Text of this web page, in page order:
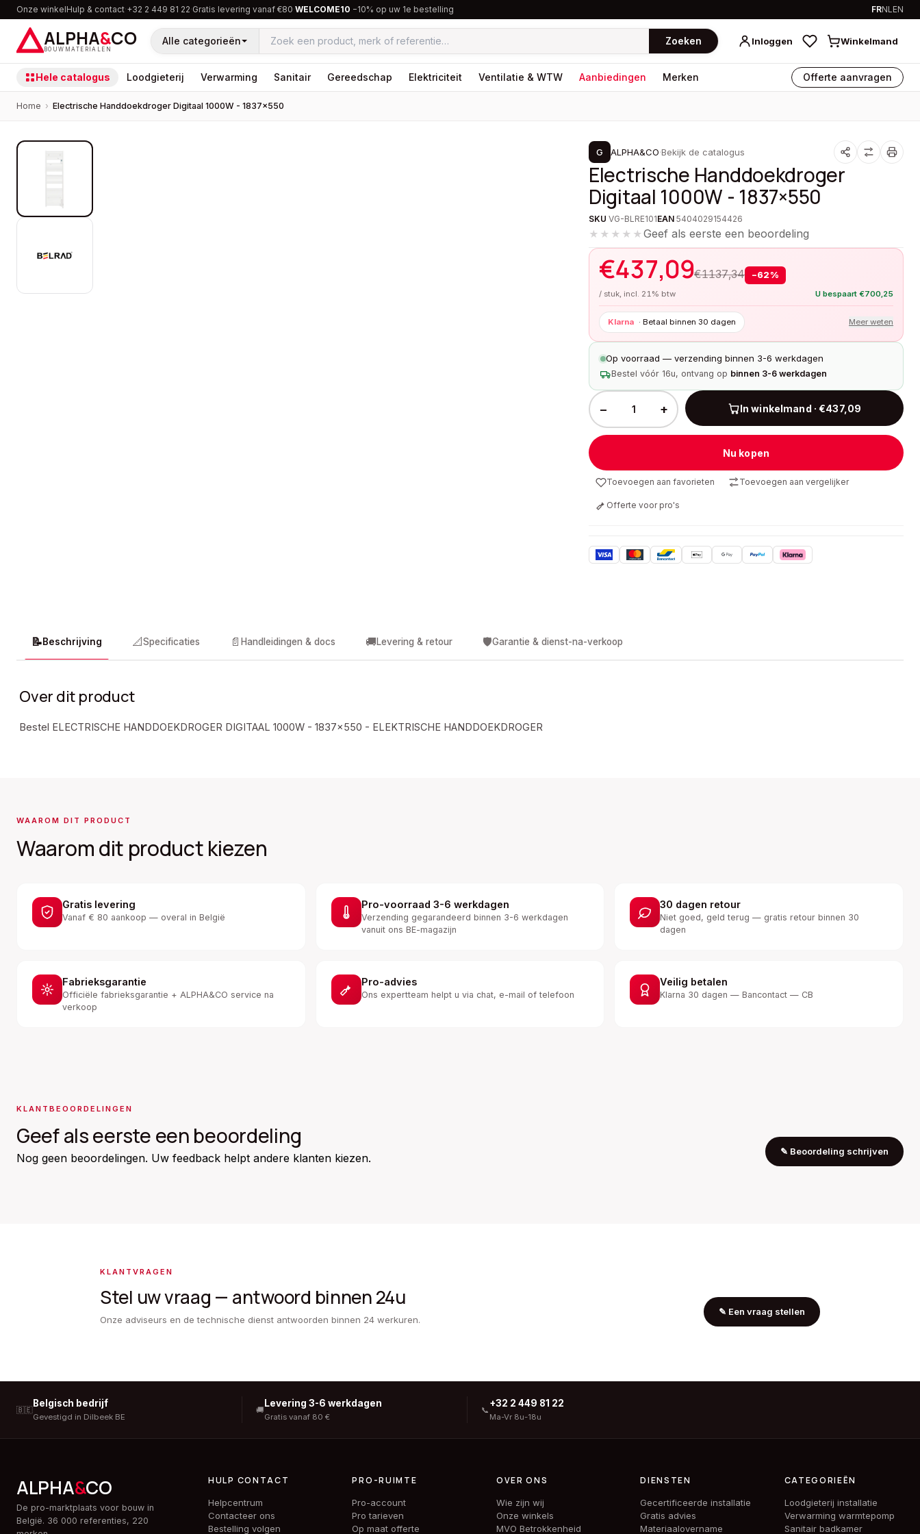
Onze winkelHulp & contact·+32 2 449 81 22·Gratis levering vanaf €80·WELCOME10 −10% op uw 1e bestelling FRNLEN
ALPHA&CO
BOUWMATERIALEN
Alle categorieën Zoeken Inloggen Winkelmand
Hele catalogus Loodgieterij Verwarming Sanitair Gereedschap Elektriciteit Ventilatie & WTW Aanbiedingen Merken Offerte aanvragen
Home › Electrische Handdoekdroger Digitaal 1000W - 1837×550
G ALPHA&CO·Bekijk de catalogus
Electrische Handdoekdroger
Digitaal 1000W - 1837×550
SKU VG-BLRE101EAN 5404029154426
★★★★★Geef als eerste een beoordeling
€437,09€1137,34 −62 %
/ stuk, incl. 21% btw U bespaart €700,25
Klarna · Betaal binnen 30 dagen Meer weten
Op voorraad — verzending binnen 3-6 werkdagen
Bestel vóór 16u, ontvang op binnen 3-6 werkdagen
− + In winkelmand · €437,09
Nu kopen
Toevoegen aan favorieten Toevoegen aan vergelijker
Offerte voor pro's
📝Beschrijving 📐Specificaties 📄 Handleidingen & docs 🚚Levering & retour 🛡️Garantie & dienst-na-verkoop
Over dit product
Bestel ELECTRISCHE HANDDOEKDROGER DIGITAAL 1000W - 1837x550 - ELEKTRISCHE HANDDOEKDROGER
WAAROM DIT PRODUCT
Waarom dit product kiezen
Gratis levering
Vanaf € 80 aankoop — overal in België
Pro-voorraad 3-6 werkdagen
Verzending gegarandeerd binnen 3-6 werkdagen
vanuit ons BE-magazijn
30 dagen retour
Niet goed, geld terug — gratis retour binnen 30
dagen
Fabrieksgarantie
Officiële fabrieksgarantie + ALPHA&CO service na
verkoop
Pro-advies
Ons expertteam helpt u via chat, e-mail of telefoon
Veilig betalen
Klarna 30 dagen — Bancontact — CB
KLANTBEOORDELINGEN
Geef als eerste een beoordeling
Nog geen beoordelingen. Uw feedback helpt andere klanten kiezen. ✎ Beoordeling schrijven
KLANTVRAGEN
Stel uw vraag — antwoord binnen 24u
Onze adviseurs en de technische dienst antwoorden binnen 24 werkuren.
✎ Een vraag stellen
🇧🇪
Belgisch bedrijf
Gevestigd in Dilbeek BE
🚚
Levering 3-6 werkdagen
Gratis vanaf 80 €
📞
+32 2 449 81 22
Ma-Vr 8u-18u
ALPHA&CO
De pro-marktplaats voor bouw in
België. 36 000 referenties, 220
HULP CONTACT
Helpcentrum
Contacteer ons
Bestelling volgen
PRO-RUIMTE
Pro-account
Pro tarieven
Op maat offerte
OVER ONS
Wie zijn wij
Onze winkels
MVO Betrokkenheid
DIENSTEN
Gecertificeerde installatie
Gratis advies
Materiaalovername
CATEGORIEËN
Loodgieterij installatie
Verwarming warmtepomp
Sanitair badkamer